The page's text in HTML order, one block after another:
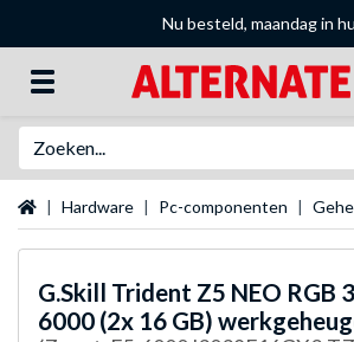
Nu besteld, maandag in
Startpagina
Hardware Pc-componenten
G.Skill Trident Z5 NEO RGB
6000 (2x 16 GB)